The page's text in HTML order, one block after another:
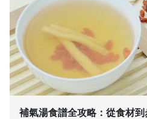
補氣湯食譜全攻略：從食材